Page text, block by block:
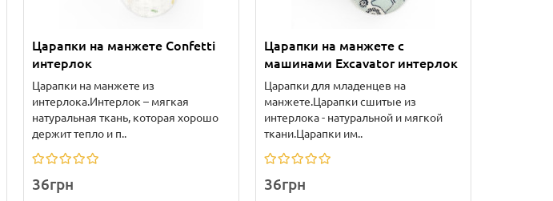
Царапки на манжете Confetti
интерлок
Царапки на манжете из
интерлока.Интерлок – мягкая
натуральная ткань, которая хорошо
держит тепло и п..
36грн
Царапки на манжете с
машинами Excavator интерлок
Царапки для младенцев на
манжете.Царапки сшитые из
интерлока - натуральной и мягкой
ткани.Царапки им..
36грн